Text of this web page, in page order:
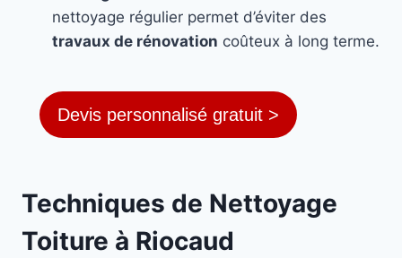
nettoyage régulier permet d’éviter des
travaux de rénovation coûteux à long terme.
Devis personnalisé gratuit >
Techniques de Nettoyage
Toiture à Riocaud